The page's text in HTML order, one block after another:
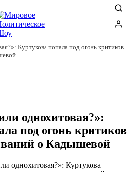
Куртукова попала под огонь критиков
однохитовая?»:
под огонь критиков
о Кадышевой